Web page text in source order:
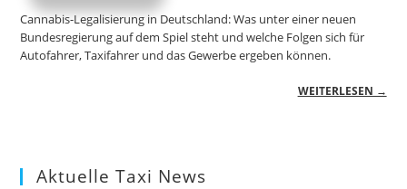
Cannabis-Legalisierung in Deutschland: Was unter einer neuen
Bundesregierung auf dem Spiel steht und welche Folgen sich für
Autofahrer, Taxifahrer und das Gewerbe ergeben können.
WEITERLESEN →
Aktuelle Taxi News